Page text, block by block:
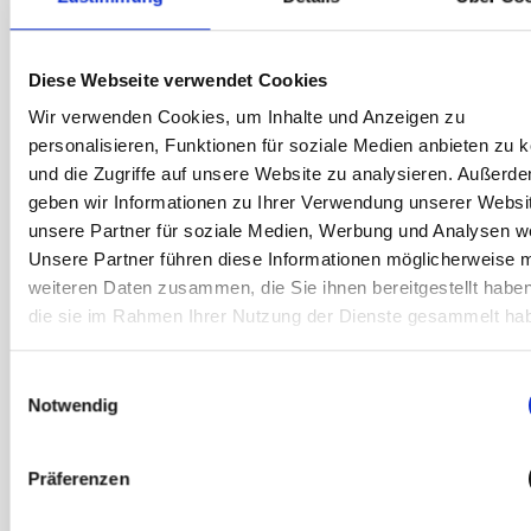
Diese Webseite verwendet Cookies
Wir verwenden Cookies, um Inhalte und Anzeigen zu
personalisieren, Funktionen für soziale Medien anbieten zu
und die Zugriffe auf unsere Website zu analysieren.
geben wir Informationen zu Ihrer Verwendung unserer
unsere Partner für soziale Medien, Werbung und Analysen
Unsere Partner führen diese Informationen möglicherweise
weiteren Daten zusammen, die Sie ihnen bereitgestellt
die sie im Rahmen Ihrer Nutzung der Dienste gesammelt
Notwendig
Präferenzen
Premium Service Pauschale*
Termins nicht repariert werden kann*
*Gilt nur für Garantieschäden. Siehe
Garantiebedingungen
Reparatur in unter einer Stunde – ohne
Stress
Dein Gerät ist im Handumdrehen wieder
Deine Garantie bleibt – sorgenfrei und
Jede Reparatur entspricht den höchsten